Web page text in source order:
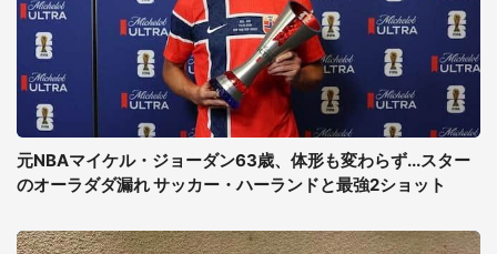
元NBAマイケル・ジョーダン63歳、体形も変わらず...スター
のオーラダダ漏れ サッカー・ハーランドと最強2ショット